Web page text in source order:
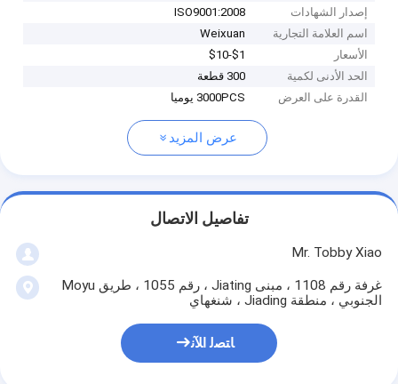
إصدار الشهادات
ISO9001:2008
اسم العلامة التجارية
Weixuan
الأسعار
$1-$10
الحد الأدنى لكمية
300 قطعة
القدرة على العرض
3000PCS يوميا
عرض المزيد
تفاصيل الاتصال
Mr. Tobby Xiao
غرفة رقم 1108 ، مبنى Jiating ، رقم 1055 ، طريق Moyu
الجنوبي ، منطقة Jiading ، شنغهاي
ﺎﺘﺼﻟ ﺍﻶﻧ